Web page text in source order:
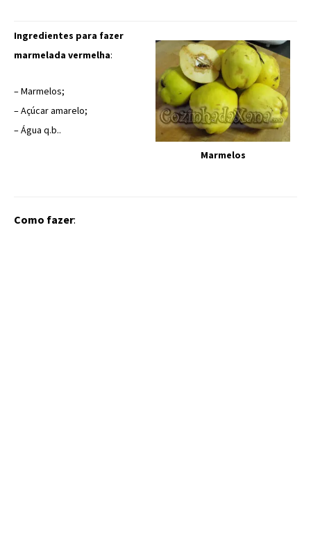
Ingredientes para fazer
marmelada vermelha:
– Marmelos;
– Açúcar amarelo;
– Água q.b..
Marmelos
Como fazer: